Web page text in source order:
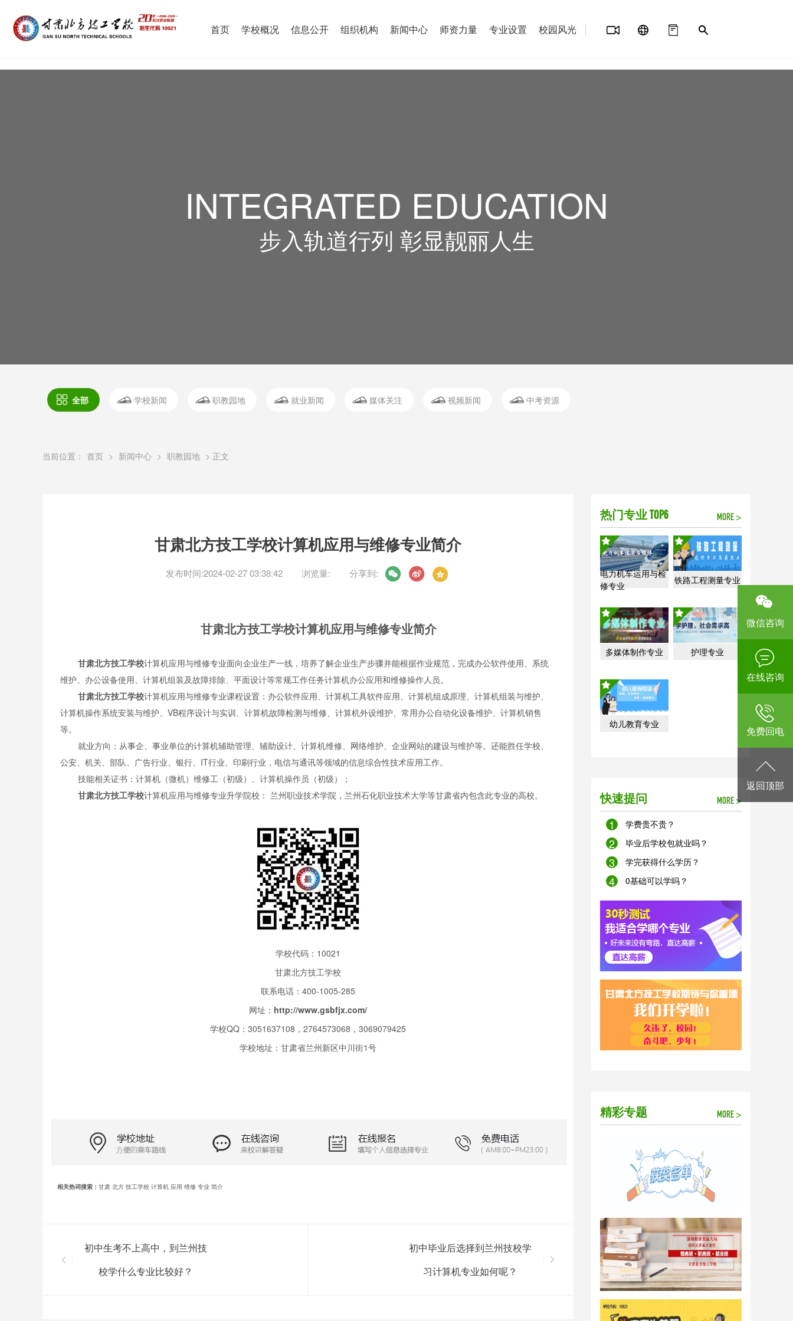
首页 学校概况 信息公开 组织机构 新闻中心 师资力量 专业设置 校园风光
INTEGRATED EDUCATION
步入轨道行列 彰显靓丽人生
全部 学校新闻 职教园地 就业新闻 媒体关注 视频新闻 中考资源
当前位置： 首页 > 新闻中心 > 职教园地 > 正文
甘肃北方技工学校计算机应用与维修专业简介
发布时间:2024-02-27 03:38:42 浏览量: 分享到:
甘肃北方技工学校计算机应用与维修专业简介
甘肃北方技工学校计算机应用与维修专业面向企业生产一线，培养了解企业生产步骤并能根据作业规范，完成办公软件使用、系统
维护、办公设备使用、计算机组装及故障排除、平面设计等常规工作任务计算机办公应用和维修操作人员。
甘肃北方技工学校计算机应用与维修专业课程设置：办公软件应用、计算机工具软件应用、计算机组成原理、计算机组装与维护、
计算机操作系统安装与维护、VB程序设计与实训、计算机故障检测与维修、计算机外设维护、常用办公自动化设备维护、计算机销售
等。
就业方向：从事企、事业单位的计算机辅助管理、辅助设计、计算机维修、网络维护、企业网站的建设与维护等。还能胜任学校、
公安、机关、部队、广告行业、银行、IT行业、印刷行业，电信与通讯等领域的信息综合性技术应用工作。
技能相关证书：计算机（微机）维修工（初级）、计算机操作员（初级）；
甘肃北方技工学校计算机应用与维修专业升学院校： 兰州职业技术学院，兰州石化职业技术大学等甘肃省内包含此专业的高校。
学校代码：10021
甘肃北方技工学校
联系电话：400-1005-285
网址： http://www.gsbfjx.com/
学校QQ：3051637108，2764573068，3069079425
学校地址：甘肃省兰州新区中川街1号
相关热词搜索： 甘肃 北方 技工学校 计算机 应用 维修 专业 简介
热门专业 TOP6 MORE >
电力机车运用与检
修专业
铁路工程测量专业
多媒体制作专业 护理专业
幼儿教育专业
快速提问 MORE >
1 学费贵不贵？
2 毕业后学校包就业吗？
3 学完获得什么学历？
4 0基础可以学吗？
精彩专题 MORE >
初中生考不上高中，到兰州技
校学什么专业比较好？
初中毕业后选择到兰州技校学
习计算机专业如何呢？
微信咨询
在线咨询
免费回电
返回顶部